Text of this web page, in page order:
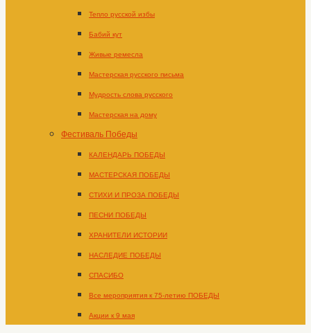
Тепло русской избы
Бабий кут
Живые ремесла
Мастерская русского письма
Мудрость слова русского
Мастерская на дому
Фестиваль Победы
КАЛЕНДАРЬ ПОБЕДЫ
МАСТЕРСКАЯ ПОБЕДЫ
СТИХИ И ПРОЗА ПОБЕДЫ
ПЕСНИ ПОБЕДЫ
ХРАНИТЕЛИ ИСТОРИИ
НАСЛЕДИЕ ПОБЕДЫ
СПАСИБО
Все мероприятия к 75-летию ПОБЕДЫ
Акции к 9 мая